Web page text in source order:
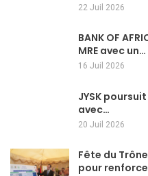
22 Juil 2026
BANK OF
MRE avec un…
16 Juil 2026
JYSK
avec…
20 Juil 2026
Fête du
pour